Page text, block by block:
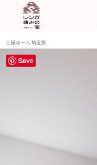
三陽ホーム 埼玉県
Save